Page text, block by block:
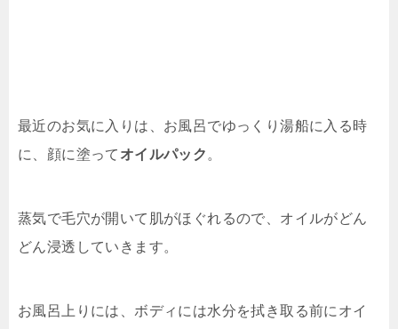
最近のお気に入りは、お風呂でゆっくり湯船に入る時
に、顔に塗って オイルパック 。
蒸気で毛穴が開いて肌がほぐれるので、オイルがどん
どん浸透していきます。
お風呂上りには、ボディには水分を拭き取る前にオイ